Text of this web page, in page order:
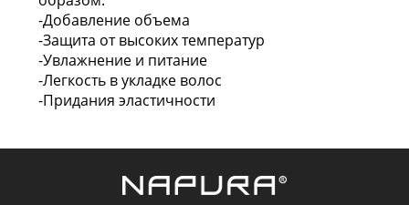
-Добавление объема
-Защита от высоких температур
-Увлажнение и питание
-Легкость в укладке волос
-Придания эластичности